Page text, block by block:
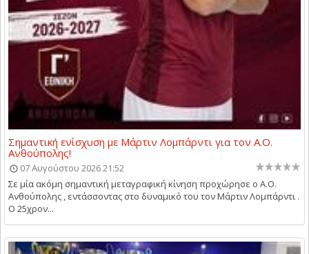
Σημαντική ενίσχυση με Μάρτιν Λομπάρντι για τον Α.Ο.
Ανθούπολης!
07 Αυγούστου 2026 21:52
Σε μία ακόμη σημαντική μεταγραφική κίνηση προχώρησε ο Α.Ο.
Ανθούπολης , εντάσσοντας στο δυναμικό του τον Μάρτιν Λομπάρντι .
Ο 25χρον...